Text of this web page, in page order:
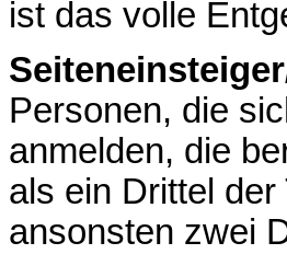
ist das volle
Personen, die
anmelden, die
als ein Drittel
ansonsten zwei